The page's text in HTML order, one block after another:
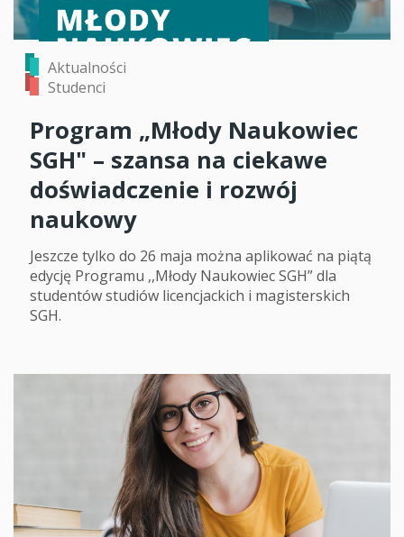
Aktualności
Studenci
Program „Młody Naukowiec
SGH" – szansa na ciekawe
doświadczenie i rozwój
naukowy
Jeszcze tylko do 26 maja można aplikować na piątą
edycję Programu ,,Młody Naukowiec SGH” dla
studentów studiów licencjackich i magisterskich
SGH.